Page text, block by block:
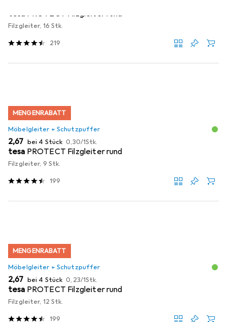
tesa PROTECT Filzgleiter rund
Filzgleiter, 16 Stk.
219
MENGENRABATT
Möbelgleiter + Schutzpuffer
EUR
2,67 bei 4 Stück EUR
0,30/1Stk.
tesa PROTECT Filzgleiter rund
Filzgleiter, 9 Stk.
199
MENGENRABATT
Möbelgleiter + Schutzpuffer
EUR
2,67 bei 4 Stück EUR
0,23/1Stk.
tesa PROTECT Filzgleiter rund
Filzgleiter, 12 Stk.
199